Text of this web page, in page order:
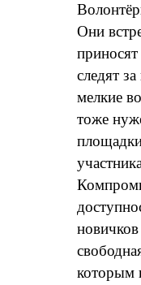
Они
следят
мелкие
тоже
которым